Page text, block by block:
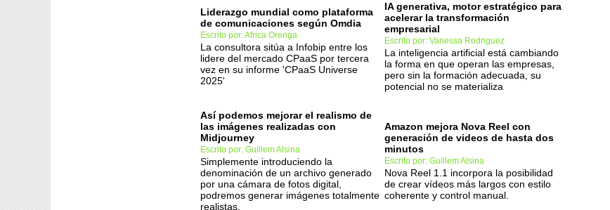
Liderazgo mundial como plataforma
de comunicaciones según Omdia
Escrito por: Africa Orenga
La consultora sitúa a Infobip entre los
lidere del mercado CPaaS por tercera
vez en su informe 'CPaaS Universe
2025'
IA generativa, motor estratégico para
acelerar la transformación
empresarial
Escrito por: Vanessa Rodriguez
La inteligencia artificial está cambiando
la forma en que operan las empresas,
pero sin la formación adecuada, su
potencial no se materializa
Así podemos mejorar el realismo de
las imágenes realizadas con
Midjourney
Escrito por: Guillem Alsina
Simplemente introduciendo la
denominación de un archivo generado
por una cámara de fotos digital,
podremos generar imágenes totalmente
realistas.
Amazon mejora Nova Reel con
generación de videos de hasta dos
minutos
Escrito por: Guillem Alsina
Nova Reel 1.1 incorpora la posibilidad
de crear vídeos más largos con estilo
coherente y control manual.